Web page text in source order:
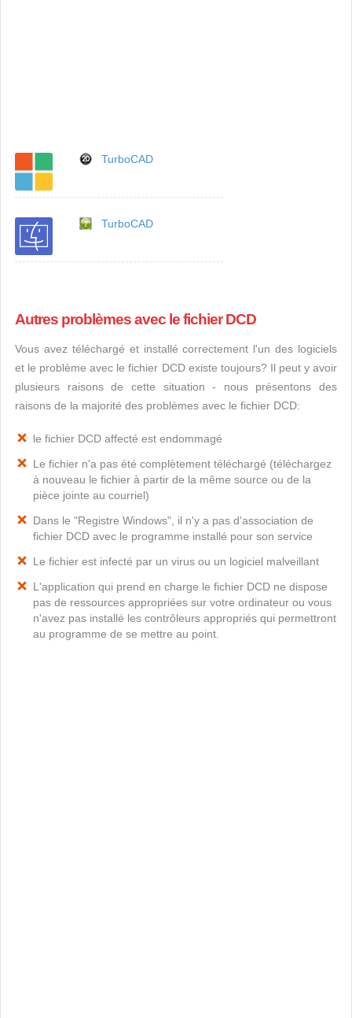
TurboCAD
TurboCAD
Autres problèmes avec le fichier DCD
Vous avez téléchargé et installé correctement l'un des logiciels
et le problème avec le fichier DCD existe toujours? Il peut y avoir
plusieurs raisons de cette situation - nous présentons des
raisons de la majorité des problèmes avec le fichier DCD:
le fichier DCD affecté est endommagé
Le fichier n'a pas été complètement téléchargé (téléchargez
à nouveau le fichier à partir de la même source ou de la
pièce jointe au courriel)
Dans le "Registre Windows", il n'y a pas d'association de
fichier DCD avec le programme installé pour son service
Le fichier est infecté par un virus ou un logiciel malveillant
L'application qui prend en charge le fichier DCD ne dispose
pas de ressources appropriées sur votre ordinateur ou vous
n'avez pas installé les contrôleurs appropriés qui permettront
au programme de se mettre au point.